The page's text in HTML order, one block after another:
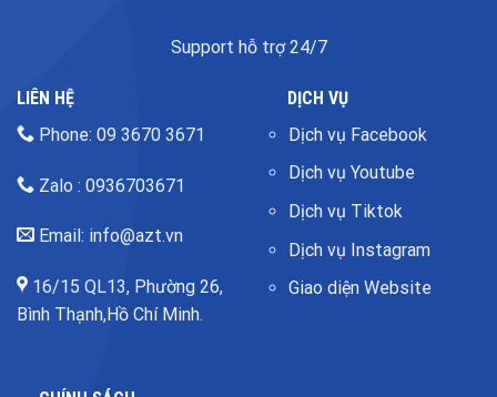
Support hỗ trợ 24/7
LIÊN HỆ
Phone: 09 3670 3671
Zalo : 0936703671
Email: info@azt.vn
16/15 QL13, Phường 26,
Bình Thạnh,Hồ Chí Minh.
DỊCH VỤ
Dịch vụ Facebook
Dịch vụ Youtube
Dịch vụ Tiktok
Dịch vụ Instagram
Giao diện Website